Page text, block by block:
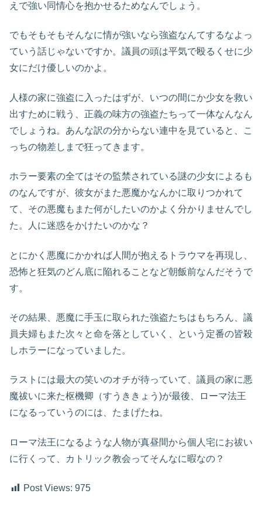
えで強い同情心を抱かせるためなんでしょう。
でもそもそもそんなに情が強いなら強盗なんてするなよっ
ていう話じゃないですか。議員の頭は平気で殴るくせに少
女にだけ優しいのかよ。
人様の家に強盗に入ったはずが、いつの間にか少女を救い
出すために戦う、正義の味方の強盗たちって一体なんなん
でしょうね。あんな訳の分からない連中を見ていると、こ
っちの物差しまで狂ってきます。
ホラー要素の全てはその監禁されている謎の少女によるも
のなんですが、彼女がまた悪魔かなんかに取りつかれて
て、その悪魔もまた何がしたいのかよく分かりませんでし
た。人に迷惑をかけたいのかな？
とにかく悪魔にかかれば人間が抱えるトラウマを再現し、
恐怖と狂気のどん底に陥れることなど朝飯前なんだそうで
す。
その結果、悪魔に手玉に取られた強盗たちはもちろん、議
員夫婦もまた次々と命を落としていく、という定番の皆殺
しホラーになっていました。
ラストには最大の笑いのオチが待っていて、議員の家に悪
魔祓いに来た枢機卿（すうききょう)が最後、ローマ法王
になるっていうのには、たまげたね。
ローマ法王になるような人物が真昼間から個人宅にお祓い
に行くって、カトリック教会ってそんなに暇なの？
Post Views: 975